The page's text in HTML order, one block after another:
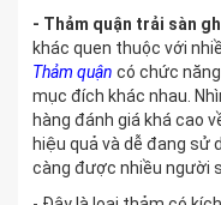
- Thảm quận trải sàn
khác quen thuộc với
Thảm quận có chức
mục đích khác nhau.
hàng đánh giá khá cao
hiệu quả và dễ đang sử
càng được nhiều người